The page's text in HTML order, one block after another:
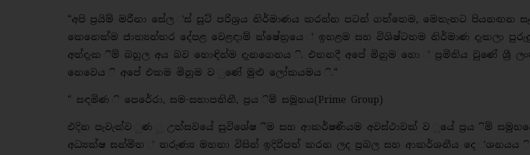
“අපි ප්‍රයිම් මරීනා සේල ්ස් සූට් පරිශ්‍රය නිර්මාණය කරන්න පටන් ගත්තෙම, මෙතැනට පියනඟන
කෙනෙක්ම ජාත්‍යන්තර දේපළ වෙළඳාම් ක්ෂේත්‍රයෙ ් ඉහළම සහ විශිෂ්ටතම නිර්මාණ දැකලා
අත්දැක ීම් බහුල අය බව හොඳින්ම දැනගෙනය ි. එතනදී අපේ මිනුම හො ් ප්‍රමිතිය වුණේ ශ්‍රී
නෙවෙය ි අපේ එකම මිනුම ව ුණේ මුළු ලෝකයමය ි.“
“ සඳමිණ ි පෙරේරා, සම-සභාපතිනී, ප්‍රය ිම් සමූහය(Prime Group)
එදින පැවැත්ව ුණ ු උත්සවයේ සුවිශේෂ ීම සහ ආකර්ෂණීයම අවස්ථාවක් ව ූයේ ප්‍රය ිම්
අධ්‍යක්ෂ සන්මිත ් තරුණ්‍ය මහතා විසින් ඉදිරිපත් කරන ලද ප්‍රබල සහ ආකර්ශනීය දෙ ්ශනයය